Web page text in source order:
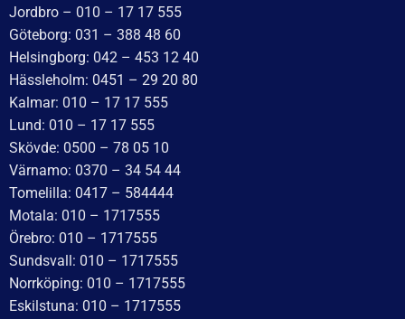
Jordbro – 010 – 17 17 555
Göteborg: 031 – 388 48 60
Helsingborg: 042 – 453 12 40
Hässleholm: 0451 – 29 20 80
Kalmar: 010 – 17 17 555
Lund: 010 – 17 17 555
Skövde: 0500 – 78 05 10
Värnamo: 0370 – 34 54 44
Tomelilla: 0417 – 584444
Motala: 010 – 1717555
Örebro: 010 – 1717555
Sundsvall: 010 – 1717555
Norrköping: 010 – 1717555
Eskilstuna: 010 – 1717555